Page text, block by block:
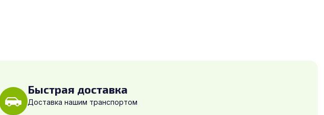
Быстрая доставка
Доставка нашим транспортом